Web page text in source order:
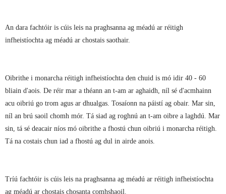
An dara fachtóir is cúis leis na praghsanna ag méadú ar réitigh
infheistíochta ag méadú ar chostais saothair.
Oibrithe i monarcha réitigh infheistíochta den chuid is mó idir 40 - 60
bliain d'aois. De réir mar a théann an t-am ar aghaidh, níl sé d'acmhainn
acu oibriú go trom agus ar dhualgas. Tosaíonn na páistí ag obair. Mar sin,
níl an brú saoil chomh mór. Tá siad ag roghnú an t-am oibre a laghdú. Mar
sin, tá sé deacair níos mó oibrithe a fhostú chun oibriú i monarcha réitigh.
Tá na costais chun iad a fhostú ag dul in airde anois.
Tríú fachtóir is cúis leis na praghsanna ag méadú ar réitigh infheistíochta
ag méadú ar chostais chosanta comhshaoil.